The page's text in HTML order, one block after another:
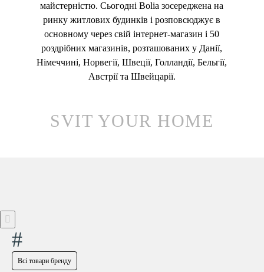
майстерністю. Сьогодні Bolia зосереджена на
ринку житлових будинків і розповсюджує в
основному через свій інтернет-магазин і 50
роздрібних магазинів, розташованих у Данії,
Німеччині, Норвегії, Швеції, Голландії, Бельгії,
Австрії та Швейцарії.
SVIT YOUR HOME
#
Всі товари бренду